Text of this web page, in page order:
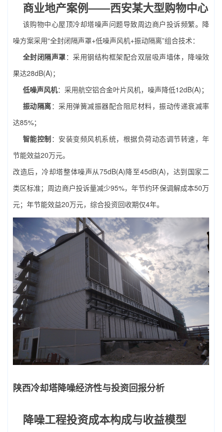
商业地产案例——西安某大型购物中心
该购物中心屋顶冷却塔噪声问题导致周边商户投诉频繁。降
噪方案采用“全封闭隔声罩+低噪声风机+振动隔离”组合技术：
全封闭隔声罩：采用钢结构框架配合双层吸声墙体，降噪效
果达28dB(A)；
低噪声风机：采用航空铝合金叶片风机，噪声降低12dB(A)；
振动隔离：采用弹簧减振器配合阻尼材料，振动传递衰减率
达85%；
智能控制：安装变频风机系统，根据负荷动态调节转速，年
节能效益20万元。
改造后，冷却塔整体噪声从75dB(A)降至45dB(A)，达到国家二
类区标准；周边商户投诉量减少95%，年节约环保调解成本50万
元；年节能效益20万元，综合投资回收期仅4年。
陕西冷却塔降噪经济性与投资回报分析
降噪工程投资成本构成与收益模型